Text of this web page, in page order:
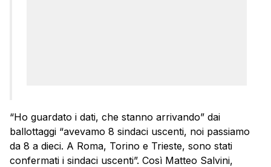
“Ho guardato i dati, che stanno arrivando” dai
ballottaggi “avevamo 8 sindaci uscenti, noi passiamo
da 8 a dieci. A Roma, Torino e Trieste, sono stati
confermati i sindaci uscenti”. Così Matteo Salvini,